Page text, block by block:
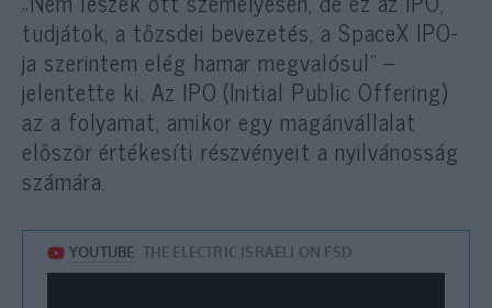
tudjátok, a tőzsdei bevezetés, a SpaceX IPO-
ja szerintem elég hamar megvalósul” –
jelentette ki. Az IPO (Initial Public Offering)
az a folyamat, amikor egy magánvállalat
először értékesíti részvényeit a nyilvánosság
számára.